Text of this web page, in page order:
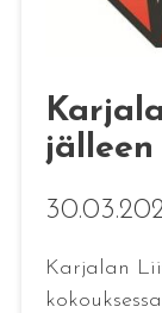
jälleen
Karjalan